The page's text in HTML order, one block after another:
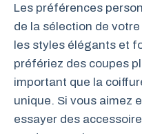
Les préférences
de la sélection de votre
les styles élégants et
préfériez des coupes
important que la
unique. Si vous aimez
essayer des